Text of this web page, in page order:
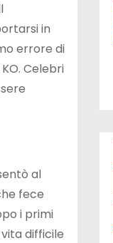
in
errore di
Celebri
al
fece
i primi
difficile